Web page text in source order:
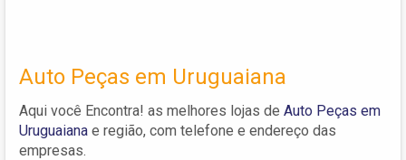
Auto Peças em Uruguaiana
Aqui você Encontra! as melhores lojas de Auto Peças em
Uruguaiana e região, com telefone e endereço das
empresas.